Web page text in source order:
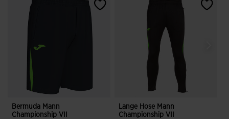
Bermuda Mann
Championship VII
Lange Hose Mann
Championship VII